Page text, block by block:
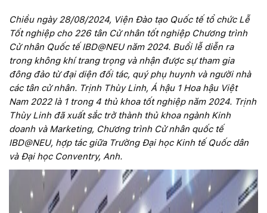
Chiều ngày 28/08/2024, Viện Đào tạo Quốc tế tổ chức Lễ
Tốt nghiệp cho 226 tân Cử nhân tốt nghiệp Chương trình
Cử nhân Quốc tế IBD@NEU năm 2024. Buổi lễ diễn ra
trong không khí trang trọng và nhận được sự tham gia
đông đảo từ đại diện đối tác, quý phụ huynh và người nhà
các tân cử nhân. Trịnh Thùy Linh, Á hậu 1 Hoa hậu Việt
Nam 2022 là 1 trong 4 thủ khoa tốt nghiệp năm 2024. Trịnh
Thùy Linh đã xuất sắc trở thành thủ khoa ngành Kinh
doanh và Marketing, Chương trình Cử nhân quốc tế
IBD@NEU, hợp tác giữa Trường Đại học Kinh tế Quốc dân
và Đại học Conventry, Anh.